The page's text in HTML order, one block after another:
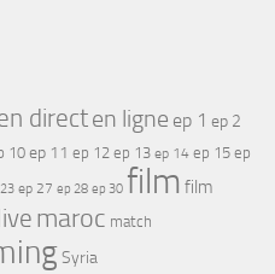
directen ligne ep 1 ep 2
10ep 11 ep 12 ep 13 ep 14 ep 15 ep
ep 27 ep 28 ep 30 film film
maroc match
Syria